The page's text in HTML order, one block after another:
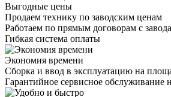
Выгодные цены
Продаем технику по заводским ценам
Работаем по прямым договорам с
Гибкая система оплаты
Экономия времени
Сборка и ввод в эксплуатацию на
Гарантийное сервисное обслуживание